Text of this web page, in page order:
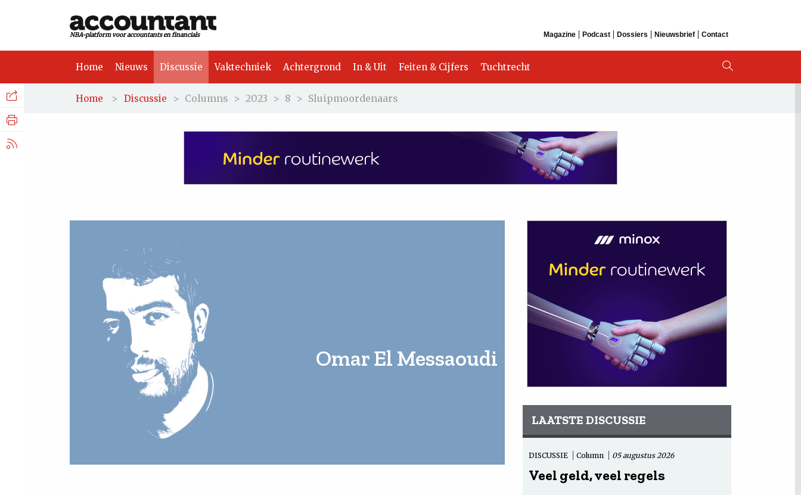
NBA-platform voor accountants en financials Magazine Podcast Dossiers Nieuwsbrief Contact
Home Nieuws Discussie Vaktechniek Achtergrond In & Uit Feiten & Cijfers Tuchtrecht
Home > Discussie > Columns > 2023 > 8 > Sluipmoordenaars
Omar El Messaoudi
LAATSTE DISCUSSIE
DISCUSSIE Column 05 augustus 2026
Veel geld, veel regels
Facebook
Nieuws